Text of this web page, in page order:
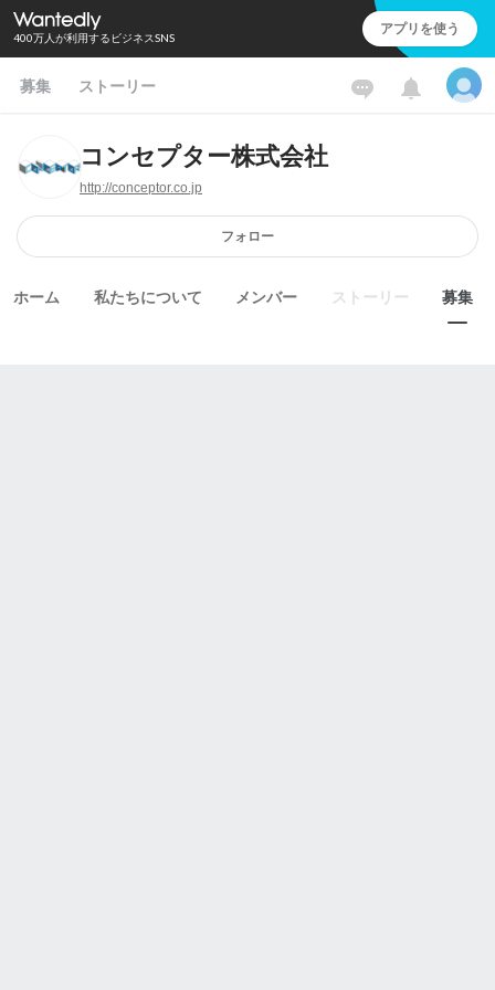
400万人が利用するビジネスSNS アプリを使う
募集 ストーリー
コンセプター株式会社
http://conceptor.co.jp
フォロー
ホーム 私たちについて メンバー ストーリー 募集